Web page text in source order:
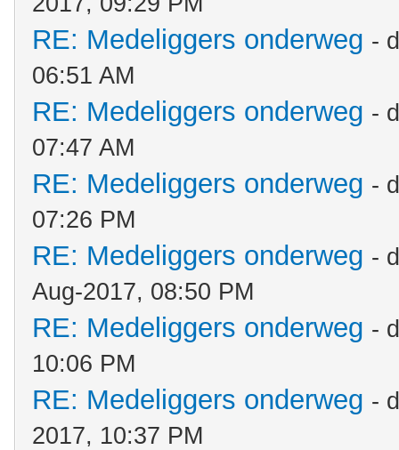
RE: Medeliggers onderweg -
06:51 AM
RE: Medeliggers onderweg -
07:47 AM
RE: Medeliggers onderweg -
07:26 PM
RE: Medeliggers onderweg -
Aug-2017, 08:50 PM
RE: Medeliggers onderweg -
10:06 PM
RE: Medeliggers onderweg -
2017, 10:37 PM